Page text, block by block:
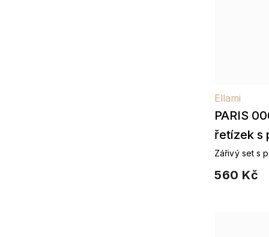
PARIS
řetízek s
Ellami
560 Kč
Zářivý set s